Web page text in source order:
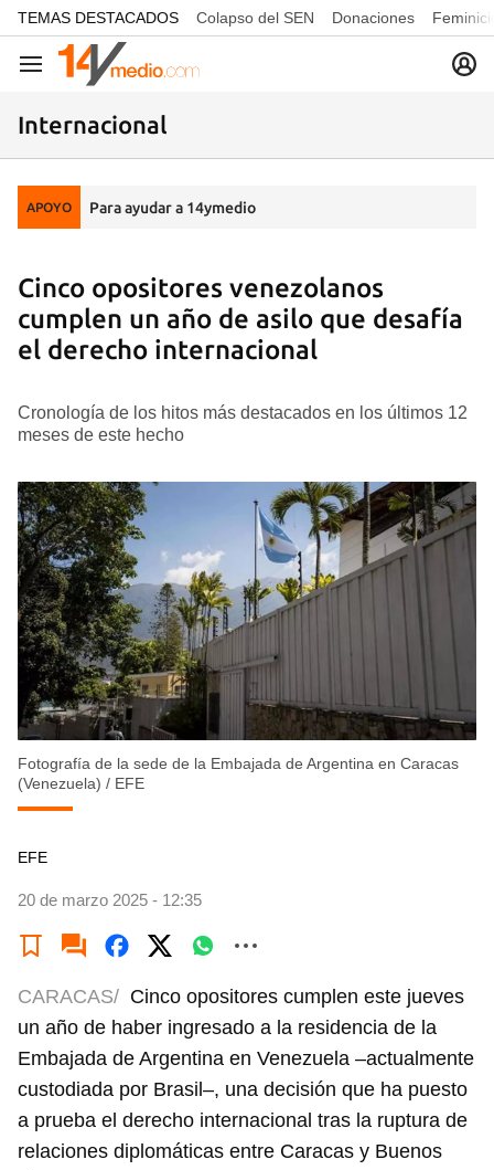
common.go-to-content
TEMAS DESTACADOS Colapso del SEN Donaciones
Navegación
Internacional
APOYO Para ayudar a 14ymedio
Cinco opositores venezolanos
cumplen un año de asilo que desafía
el derecho internacional
Cronología de los hitos más destacados en los últimos 12
meses de este hecho
Fotografía de la sede de la Embajada de Argentina en Caracas
(Venezuela) / EFE
EFE
20 de marzo 2025 - 12:35
CARACAS/ Cinco opositores cumplen este jueves
un año de haber ingresado a la residencia de la
Embajada de Argentina en Venezuela –actualmente
custodiada por Brasil–, una decisión que ha puesto
a prueba el derecho internacional tras la ruptura de
relaciones diplomáticas entre Caracas y Buenos